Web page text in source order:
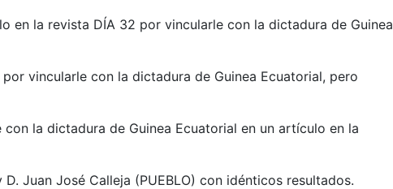
en la revista DÍA 32 por vincularle con la dictadura de Guinea
vincularle con la dictadura de Guinea Ecuatorial, pero
la dictadura de Guinea Ecuatorial en un artículo en la
Juan José Calleja (PUEBLO) con idénticos resultados.